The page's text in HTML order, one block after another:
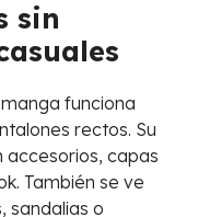
sin
funciona
rectos. Su
accesorios, capas
También se ve
sandalias o